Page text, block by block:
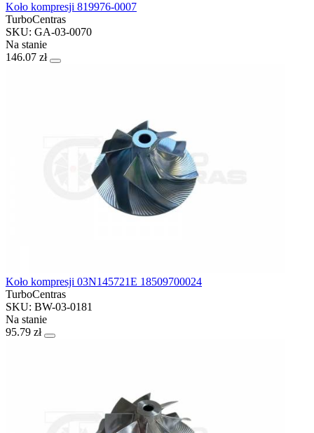
Koło kompresji 819976-0007
TurboCentras
SKU: GA-03-0070
Na stanie
146.07 zł
Koło kompresji 03N145721E 18509700024
TurboCentras
SKU: BW-03-0181
Na stanie
95.79 zł